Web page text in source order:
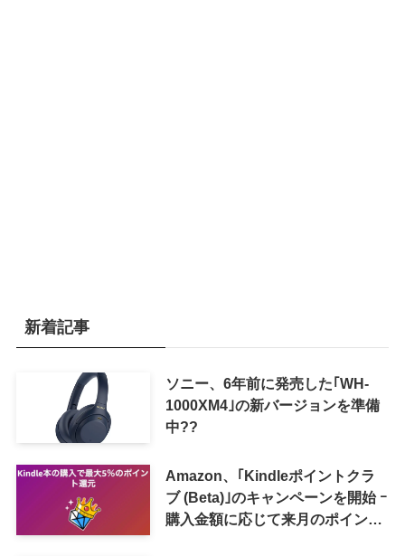
新着記事
ソニー、6年前に発売した｢WH-
1000XM4｣の新バージョンを準備
中??
Amazon、｢Kindleポイントクラ
ブ (Beta)｣のキャンペーンを開始 ｰ
購入金額に応じて来月のポイント